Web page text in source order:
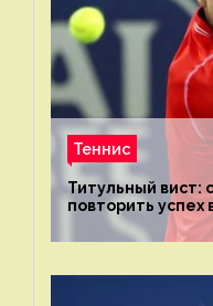
Теннис
Титульный
повторить успех